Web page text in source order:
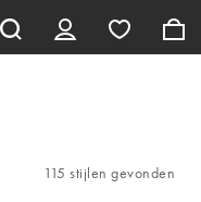
115 stijlen gevonden